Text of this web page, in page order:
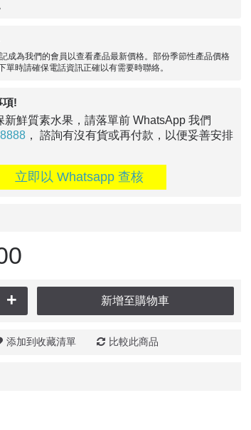
成為我們的會員以查看產品最新價格。部份季節性產品價格
單時請確保電話資訊正確以有需要時聯絡。
項!
新鮮質素水果，請落單前 WhatsApp 我們
， 諮詢有沒有貨或再付款，以便妥善安排
立即以 Whatsapp 查核
+ 新增至購物車
添加到收藏清單 比較此商品